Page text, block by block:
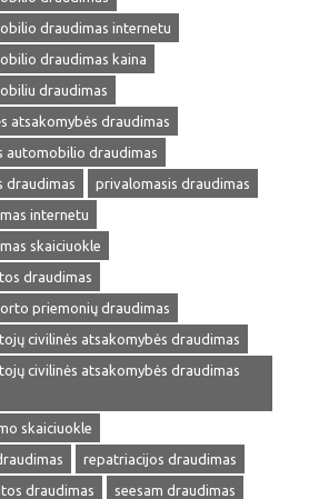
draudimas internetu
draudimas kaina
draudimas
atsakomybės draudimas
automobilio draudimas
draudimas
privalomasis draudimas
internetu
skaiciuokle
draudimas
priemonių draudimas
civilinės atsakomybės draudimas
civilinės atsakomybės draudimas
skaiciuokle
repatriacijos draudimas
draudimas
seesam draudimas